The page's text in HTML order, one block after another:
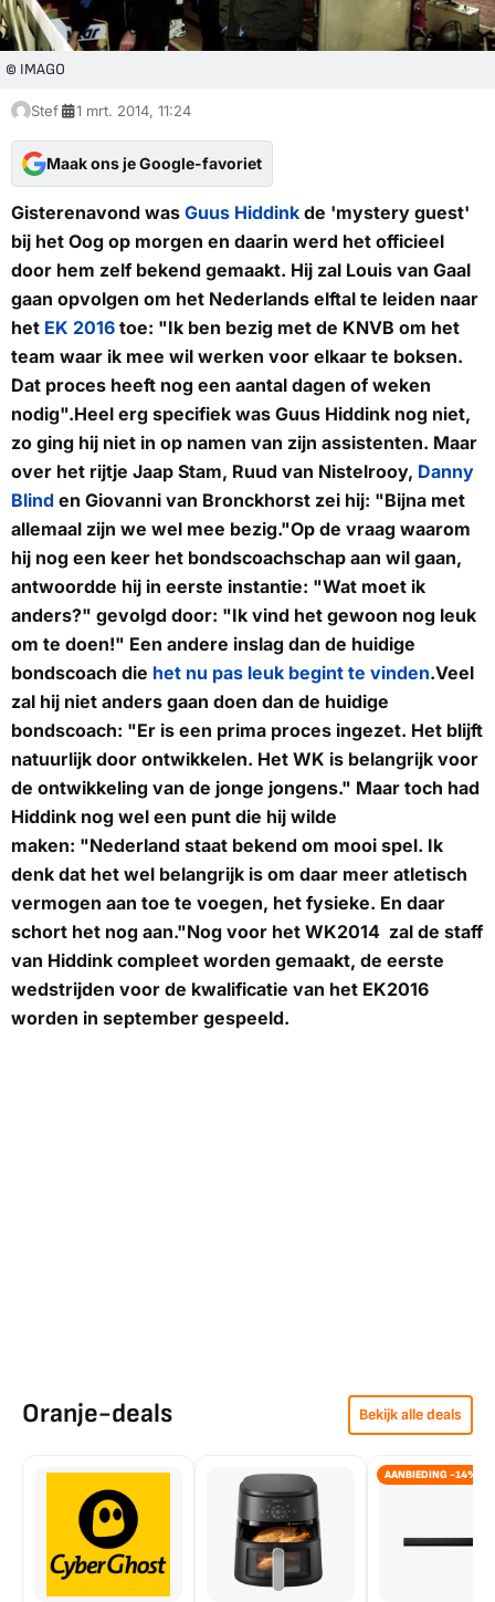
© IMAGO
Stef 1 mrt. 2014, 11:24
Maak ons je Google-favoriet
Gisterenavond was Guus Hiddink de 'mystery guest'
bij het Oog op morgen en daarin werd het officieel
door hem zelf bekend gemaakt. Hij zal Louis van Gaal
gaan opvolgen om het Nederlands elftal te leiden naar
het EK 2016 toe: "Ik ben bezig met de KNVB om het
team waar ik mee wil werken voor elkaar te boksen.
Dat proces heeft nog een aantal dagen of weken
nodig".Heel erg specifiek was Guus Hiddink nog niet,
zo ging hij niet in op namen van zijn assistenten. Maar
over het rijtje Jaap Stam, Ruud van Nistelrooy, Danny
Blind en Giovanni van Bronckhorst zei hij: "Bijna met
allemaal zijn we wel mee bezig."Op de vraag waarom
hij nog een keer het bondscoachschap aan wil gaan,
antwoordde hij in eerste instantie: "Wat moet ik
anders?" gevolgd door: "Ik vind het gewoon nog leuk
om te doen!" Een andere inslag dan de huidige
bondscoach die het nu pas leuk begint te vinden.Veel
zal hij niet anders gaan doen dan de huidige
bondscoach: "Er is een prima proces ingezet. Het blijft
natuurlijk door ontwikkelen. Het WK is belangrijk voor
de ontwikkeling van de jonge jongens." Maar toch had
Hiddink nog wel een punt die hij wilde
maken: "Nederland staat bekend om mooi spel. Ik
denk dat het wel belangrijk is om daar meer atletisch
vermogen aan toe te voegen, het fysieke. En daar
schort het nog aan."Nog voor het WK2014 zal de staff
van Hiddink compleet worden gemaakt, de eerste
wedstrijden voor de kwalificatie van het EK2016
worden in september gespeeld.
Oranje-deals Bekijk alle deals
AANBIEDING -14%